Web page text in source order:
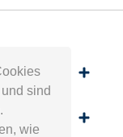
sind
wie